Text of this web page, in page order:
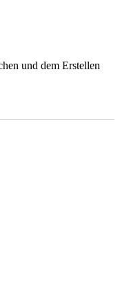
und dem Erstellen